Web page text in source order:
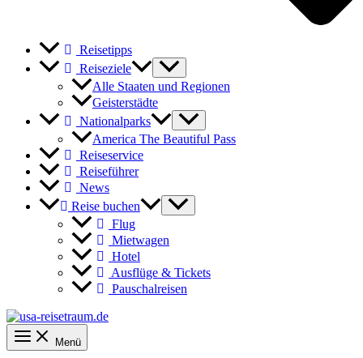
Reisetipps
Reiseziele
Alle Staaten und Regionen
Geisterstädte
Nationalparks
America The Beautiful Pass
Reiseservice
Reiseführer
News
Reise buchen
Flug
Mietwagen
Hotel
Ausflüge & Tickets
Pauschalreisen
Menü